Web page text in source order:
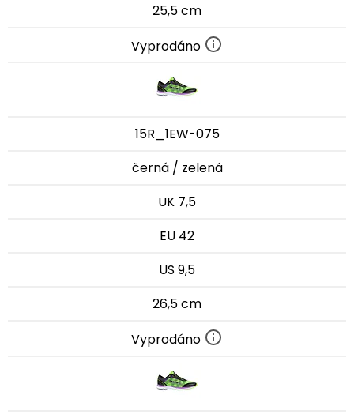
25,5 cm
Vyprodáno
15R_1EW-075
černá / zelená
UK 7,5
EU 42
US 9,5
26,5 cm
Vyprodáno